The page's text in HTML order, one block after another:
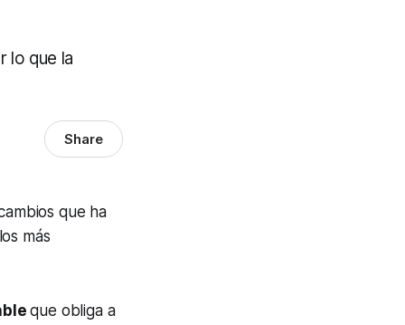
lo que la
Share
que ha
más
que obliga a